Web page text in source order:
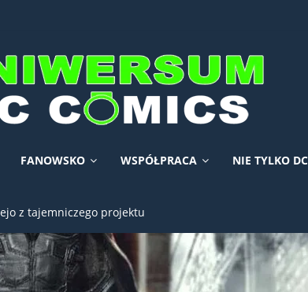
FANOWSKO WSPÓŁPRACA NIE TYLKO DC
z tajemniczego projektu